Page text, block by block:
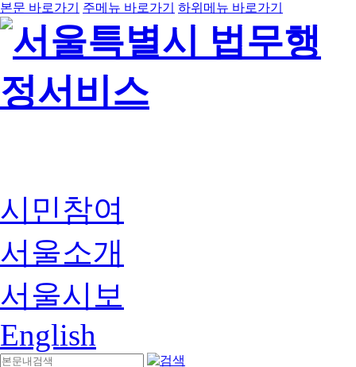
본문 바로가기 주메뉴 바로가기 하위메뉴 바로가기
시민참여
서울소개
서울시보
English